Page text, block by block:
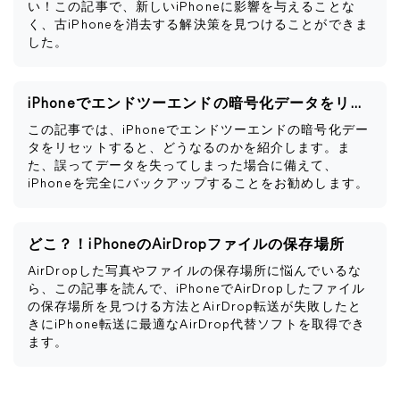
い！この記事で、新しいiPhoneに影響を与えることな
く、古iPhoneを消去する解決策を見つけることができま
した。
iPhoneでエンドツーエンドの暗号化データをリセットするとどうなるか
この記事では、iPhoneでエンドツーエンドの暗号化デー
タをリセットすると、どうなるのかを紹介します。ま
た、誤ってデータを失ってしまった場合に備えて、
iPhoneを完全にバックアップすることをお勧めします。
どこ？！iPhoneのAirDropファイルの保存場所
AirDropした写真やファイルの保存場所に悩んでいるな
ら、この記事を読んで、iPhoneでAirDropしたファイル
の保存場所を見つける方法とAirDrop転送が失敗したと
きにiPhone転送に最適なAirDrop代替ソフトを取得でき
ます。